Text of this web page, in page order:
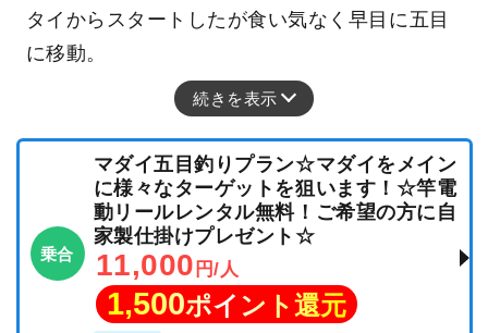
タイからスタートしたが食い気なく早目に五目
に移動。
続きを表示
乗合
マダイ五目釣りプラン☆マダイをメイン
に様々なターゲットを狙います！☆竿電
動リールレンタル無料！ご希望の方に自
家製仕掛けプレゼント☆
11,000 円/人
1,500ポイント還元